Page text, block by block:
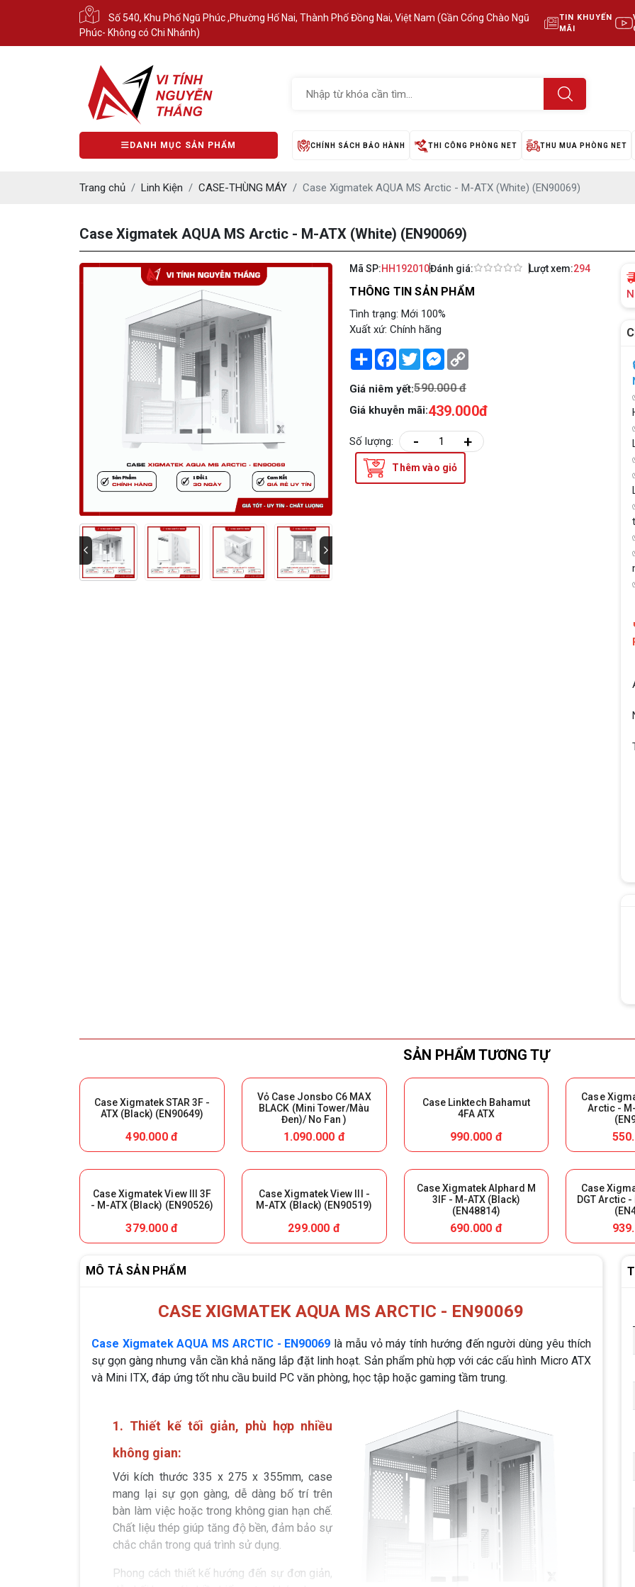
Số 540, Khu Phố Ngũ Phúc ,Phường Hố Nai, Thành Phố Đồng Nai, Việt Nam (Gần Cổng Chào Ngũ
Phúc- Không có Chi Nhánh)
TIN KHUYẾN
MÃI
DANH MỤC SẢN PHẨM CHÍNH SÁCH BẢO HÀNH THI CÔNG PHÒNG NET THU MUA PHÒNG NET
Trang chủ Linh Kiện CASE-THÙNG MÁY Case Xigmatek AQUA MS Arctic - M-ATX (White) (EN90069)
Case Xigmatek AQUA MS Arctic - M-ATX (White) (EN90069)
Mã SP:HH192010Đánh giá: Lượt xem:294
THÔNG TIN SẢN PHẨM
Tình trạng: Mới 100%
Xuất xứ: Chính hãng
ShareFacebook
TwitterMessenger
Giá niêm yết:590.000 đ
Giá khuyễn mãi:439.000đ
Số lượng: - +
Thêm vào giỏ
SẢN PHẨM TƯƠNG TỰ
Case Xigmatek STAR 3F -
ATX (Black) (EN90649)
490.000 đ
Vỏ Case Jonsbo C6 MAX
BLACK (Mini Tower/Màu
Đen)/ No Fan )
1.090.000 đ
Case Linktech Bahamut
4FA ATX
990.000 đ
Case
Arctic -
Case Xigmatek View III 3F
- M-ATX (Black) (EN90526)
379.000 đ
Case Xigmatek View III -
M-ATX (Black) (EN90519)
299.000 đ
Case Xigmatek Alphard M
3IF - M-ATX (Black)
(EN48814)
690.000 đ
Case
DGT Arctic
MÔ TẢ SẢN PHẨM
CASE XIGMATEK AQUA MS ARCTIC - EN90069
Case Xigmatek AQUA MS ARCTIC - EN90069 là mẫu vỏ máy tính hướng đến người dùng yêu thích
sự gọn gàng nhưng vẫn cần khả năng lắp đặt linh hoạt. Sản phẩm phù hợp với các cấu hình Micro ATX
và Mini ITX, đáp ứng tốt nhu cầu build PC văn phòng, học tập hoặc gaming tầm trung.
1. Thiết kế tối giản, phù hợp nhiều
không gian:
Với kích thước 335 x 275 x 355mm, case
mang lại sự gọn gàng, dễ dàng bố trí trên
bàn làm việc hoặc trong không gian hạn chế.
Chất liệu thép giúp tăng độ bền, đảm bảo sự
chắc chắn trong quá trình sử dụng.
Phong cách thiết kế hướng đến sự đơn giản,